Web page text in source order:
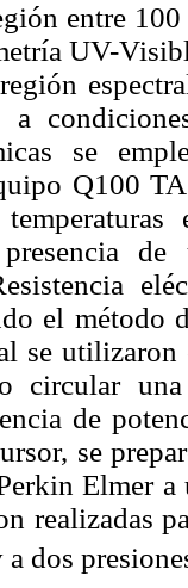
entre
UV-
a
se
Q100
el método
se
circular
de
se
Elmer
realizadas
a dos